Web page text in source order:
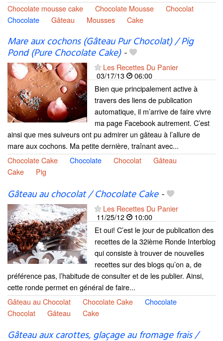
Chocolate mousse cake
Chocolate Mousse
Chocolat
Chocolate
Gâteau Mousses Cake
Mare aux cochons (Gâteau Pur Chocolat) / Pig
Pond (Pure Chocolate Cake)-
Les Recettes Du Panier
03/17/13
06:00
Bien que principalement active à
travers des liens de publication
automatique, il m’arrive de faire vivre
ma page Facebook autrement. C’est
ainsi que mes suiveurs ont pu admirer un gâteau à l’allure de
mare aux cochons. Ma petite dernière, traînant avec...
Chocolate Cake
Chocolate Chocolat
Gâteau
Cake
Pig
Gâteau au chocolat / Chocolate Cake-
Les Recettes Du Panier
11/25/12
10:00
Et oui! C’est le jour de publication des
recettes de la 32ième Ronde Interblog
qui consiste à trouver de nouvelles
recettes sur des blogs qu’on a, de
préférence pas, l’habitude de consulter et de les publier. Ainsi,
cette ronde permet en général de faire...
Gâteau au Chocolat
Chocolate Cake
Chocolate
Chocolat
Gâteau Cake
Gâteau aux carottes, glaçage au fromage frais /